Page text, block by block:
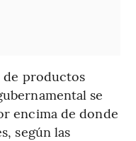
de productos
se
encima de donde
según las